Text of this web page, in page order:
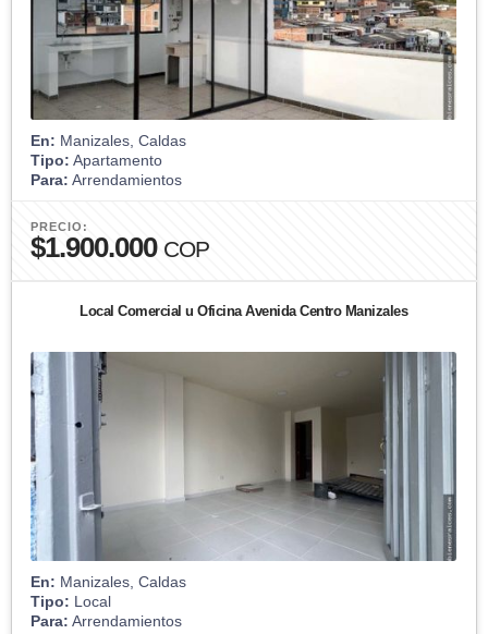
En: Manizales, Caldas
Tipo: Apartamento
Para: Arrendamientos
PRECIO:
$1.900.000 COP
Local Comercial u Oficina Avenida Centro Manizales
En: Manizales, Caldas
Tipo: Local
Para: Arrendamientos